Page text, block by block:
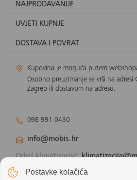
NAJPRODAVANIJE
UVJETI KUPNJE
DOSTAVA I POVRAT
Kupovina je moguća putem
Osobno preuzimanje se vrši na adresi
Zagreb ili dostavom na adresu.
098 991 0430
info@mobis.hr
Odjel klimatizacije:
Odjel solarnih panela:
Postavke kolačića